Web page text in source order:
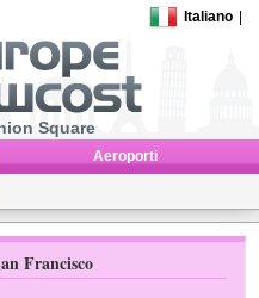
Italiano
Square
Aeroporti
Francisco